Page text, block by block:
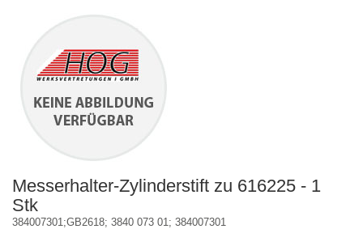
Messerhalter-Zylinderstift zu 616225 - 1
Stk
384007301;GB2618; 3840 073 01; 384007301